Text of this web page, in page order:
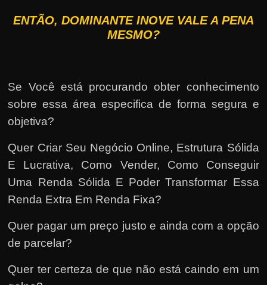
ENTÃO, DOMINANTE INOVE VALE A PENA
MESMO?
Se Você está procurando obter conhecimento
sobre essa área especifica de forma segura e
objetiva?
Quer Criar Seu Negócio Online, Estrutura Sólida
E Lucrativa, Como Vender, Como Conseguir
Uma Renda Sólida E Poder Transformar Essa
Renda Extra Em Renda Fixa?
Quer pagar um preço justo e ainda com a opção
de parcelar?
Quer ter certeza de que não está caindo em um